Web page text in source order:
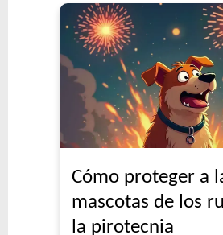
Cómo proteger a
mascotas de los
la pirotecnia